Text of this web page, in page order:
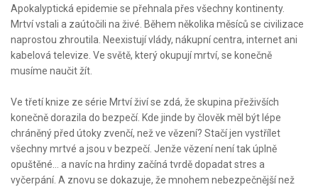
Apokalyptická epidemie se přehnala přes všechny kontinenty.
Mrtví vstali a zaútočili na živé. Během několika měsíců se civilizace
naprostou zhroutila. Neexistují vlády, nákupní centra, internet ani
kabelová televize. Ve světě, který okupují mrtví, se konečně
musíme naučit žít.
Ve třetí knize ze série Mrtví živí se zdá, že skupina přeživších
konečně dorazila do bezpečí. Kde jinde by člověk měl být lépe
chráněný před útoky zvenčí, než ve vězení? Stačí jen vystřílet
všechny mrtvé a jsou v bezpečí. Jenže vězení není tak úplně
opuštěné... a navíc na hrdiny začíná tvrdě dopadat stres a
vyčerpání. A znovu se dokazuje, že mnohem nebezpečnější než